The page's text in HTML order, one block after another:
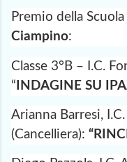
Premio della
Ciampino:
Classe 3°B – I.C.
“ INDAGINE SU
Arianna Barresi,
(Cancelliera):